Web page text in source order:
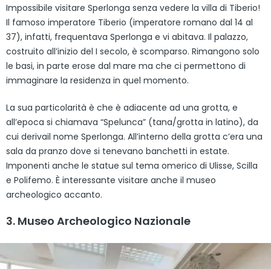
Impossibile visitare Sperlonga senza vedere la villa di Tiberio!
Il famoso imperatore Tiberio (imperatore romano dal 14 al
37), infatti, frequentava Sperlonga e vi abitava. Il palazzo,
costruito all’inizio del I secolo, è scomparso. Rimangono solo
le basi, in parte erose dal mare ma che ci permettono di
immaginare la residenza in quel momento.
La sua particolarità è che è adiacente ad una grotta, e
all’epoca si chiamava “Spelunca” (tana/grotta in latino), da
cui derivail nome Sperlonga. All’interno della grotta c’era una
sala da pranzo dove si tenevano banchetti in estate.
Imponenti anche le statue sul tema omerico di Ulisse, Scilla
e Polifemo. È interessante visitare anche il museo
archeologico accanto.
3. Museo Archeologico Nazionale